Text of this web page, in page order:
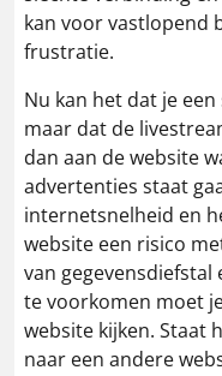
kan voor vastlopend
frustratie.
Nu kan het dat je
maar dat de
dan aan de website
advertenties staat
internetsnelheid en
website een risico
van
te voorkomen moet
website kijken. Staat
naar een andere